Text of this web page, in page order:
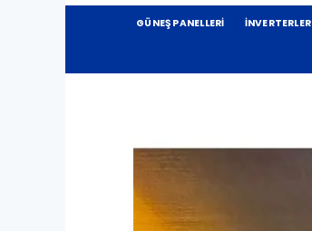
GÜNEŞ PANELLERI İNVERTERLER